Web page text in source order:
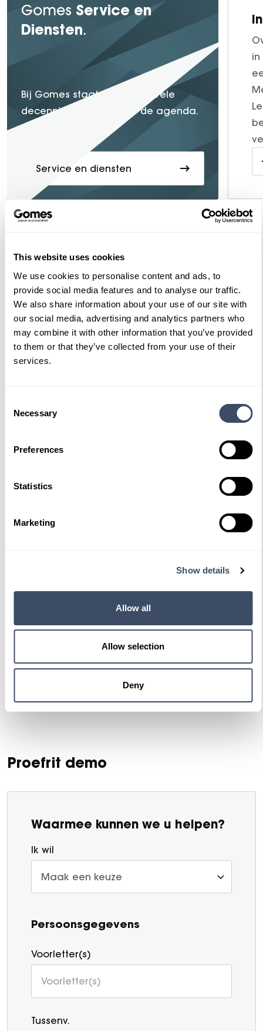
This website uses cookies
We use cookies to personalise content and ads, to
provide social media features and to analyse our traffic.
We also share information about your use of our site with
our social media, advertising and analytics partners who
may combine it with other information that you’ve provided
to them or that they’ve collected from your use of their
services.
Selection
Necessary
Preferences
Statistics
Marketing
Show details
Allow all
Allow selection
Deny
Gomes Service en
Diensten.
Bij Gomes staatservice
al vele
decennia lang hoog op de agenda.
Service en diensten
Ook interessant
C-Klasse
70.718
18.950,-
Proefrit demo
Waarmee kunnen we u helpen?
Ik wil
Persoonsgegevens
Voorletter(s)
Tussenv.